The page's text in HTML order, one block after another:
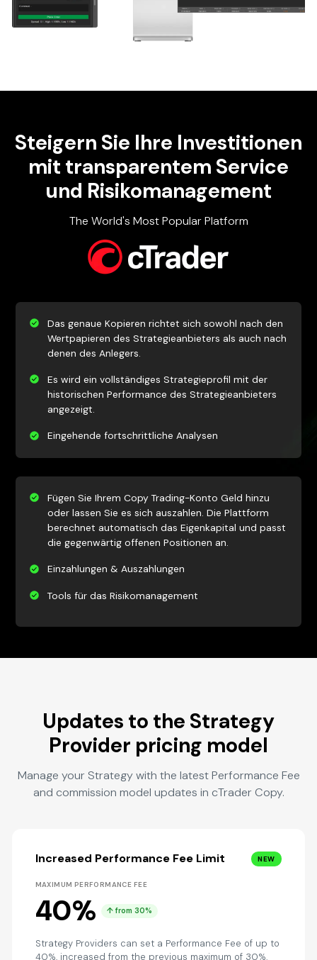
Steigern Sie Ihre Investitionen
mit transparentem Service
und Risikomanagement
The World's Most Popular Platform
Das genaue Kopieren richtet sich sowohl nach den
Wertpapieren des Strategieanbieters als auch nach
denen des Anlegers.
Es wird ein vollständiges Strategieprofil mit der
historischen Performance des Strategieanbieters
angezeigt.
Eingehende fortschrittliche Analysen
Fügen Sie Ihrem Copy Trading-Konto Geld hinzu
oder lassen Sie es sich auszahlen. Die Plattform
berechnet automatisch das Eigenkapital und passt
die gegenwärtig offenen Positionen an.
Einzahlungen & Auszahlungen
Tools für das Risikomanagement
Updates to the Strategy
Provider pricing model
Manage your Strategy with the latest Performance Fee
and commission model updates in cTrader Copy.
Increased Performance Fee Limit NEW
MAXIMUM PERFORMANCE FEE
40% ↑ from 30%
Strategy Providers can set a Performance Fee of up to
40%, increased from the previous maximum of 30%.